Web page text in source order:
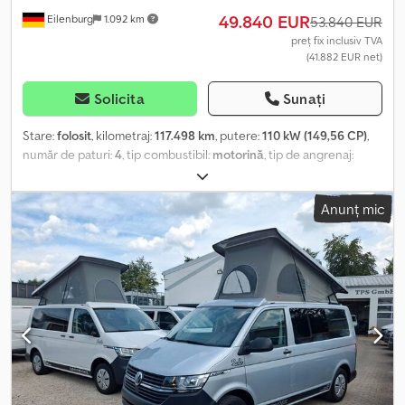
intermediară și erori rezervate.
Eilenburg 1.092 km 49.840 EUR53.840 EUR
preț fix inclusiv TVA
(41.882 EUR net)
Solicita Sunați
Stare:folosit, kilometraj:117.498 km, putere:110 kW (149,56 CP),
număr de paturi:4, tip combustibil: motorină, tip de angrenaj:
, prima înmatriculare:
totală:4.955 mm, lățime totală:1.904 mm, înălțime totală:1.990
mm, configurație ax: 2 axe , clasă de emisii:
, greutate totală:
3.000 kg , Dotări:ABS, aer condiționat, filtru de particule,
program electronic de stabilitate (ESP), sistem de navigație,
închidere centralizată, încălzitor staționar
, Erori și vânzare
intermediară sub rezerva disponibilității! Număr intern: 0941.
H041200 ----DOTĂRI - Asistent manevrare remorcă cu ParkPilot -
Cameră marșarier "Rear View" - Asistent manevrare remorcă
"Trailer Assist" - Asistent parcare "Park Assist", Parkpilot și
protecție laterală - Dispozitiv de tractare, demontabil/încuietor -
Asistent adaptiv de menținere a distanței, 210 km/h "follow to
stop" - Oglinzi exterioare reglabile electric, încălzite și rabatabile -
Anunț mic